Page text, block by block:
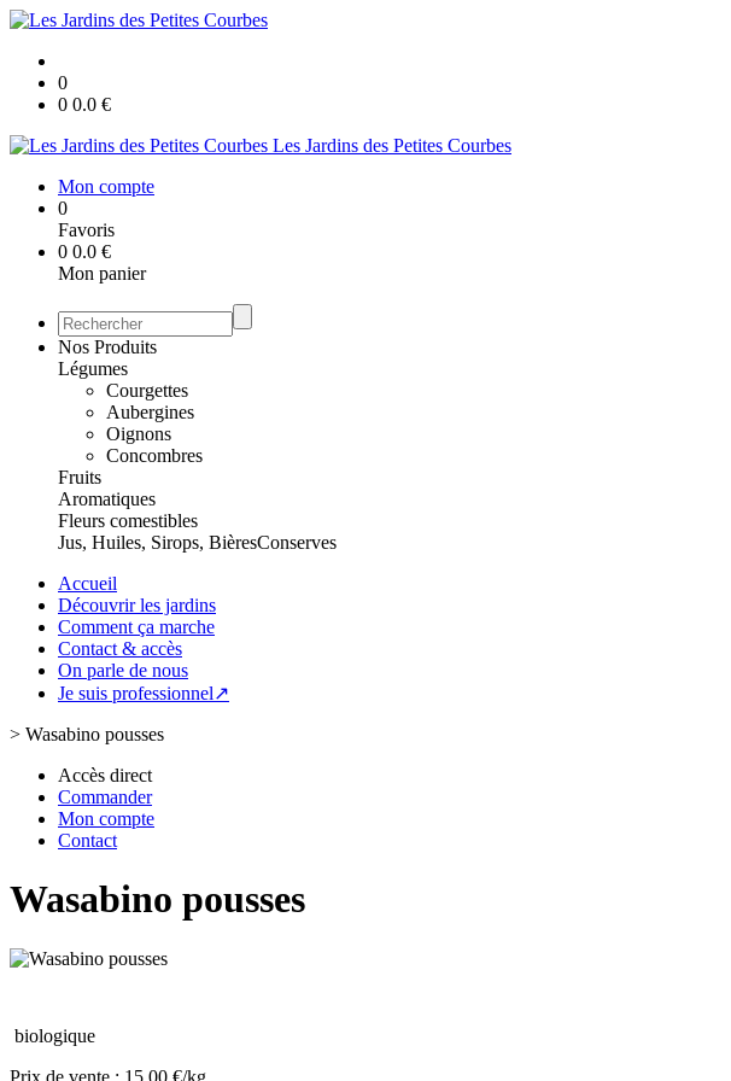
0
0 0.0 €
Les Jardins des Petites Courbes
Mon compte
0
Favoris
0 0.0 €
Mon panier
Nos Produits
Légumes
Courgettes
Aubergines
Oignons
Concombres
Fruits
Aromatiques
Fleurs comestibles
Jus, Huiles, Sirops, BièresConserves
Accueil
Découvrir les jardins
Comment ça marche
Contact & accès
On parle de nous
Je suis professionnel↗
> Wasabino pousses
Accès direct
Commander
Mon compte
Contact
Wasabino pousses
biologique
Prix de vente : 15.00 €/kg